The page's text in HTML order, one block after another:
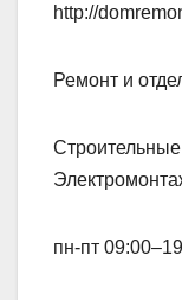
http://
Ремонт и
пн-пт